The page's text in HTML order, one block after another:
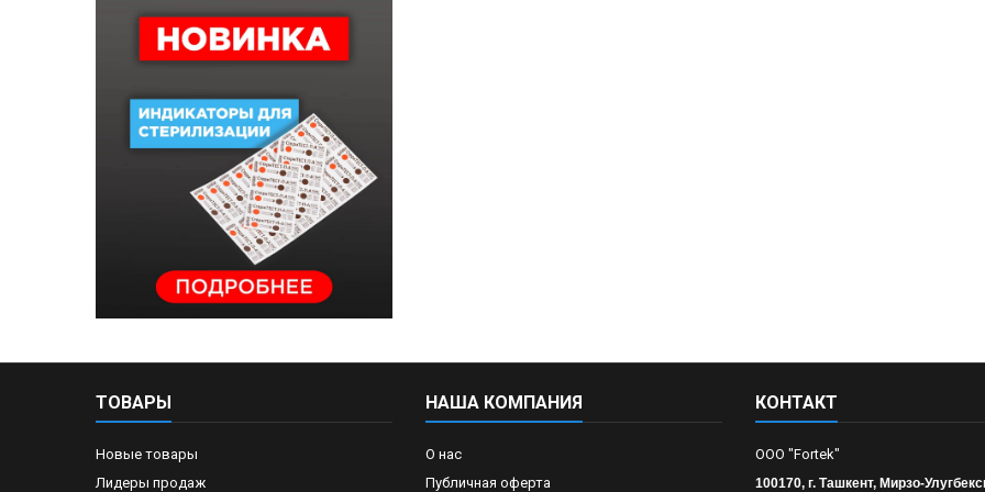
ТОВАРЫ
Новые товары
Лидеры продаж
НАША КОМПАНИЯ
О нас
Публичная оферта
КОНТАКТ
OOO "Fortek"
100170, г. Ташкент, Мирзо-